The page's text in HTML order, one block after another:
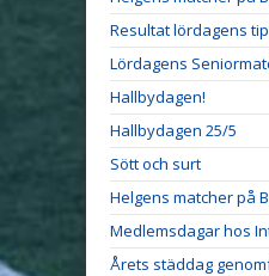
Resultat lördagens
Lördagens
Hallbydagen!
Hallbydagen 25/5
Sött och surt
Helgens matcher på
Medlemsdagar hos
Årets städdag